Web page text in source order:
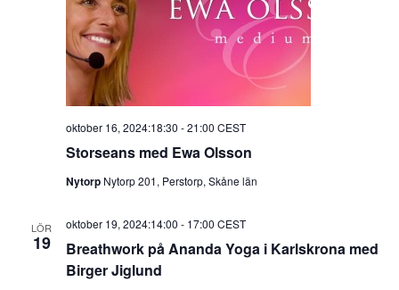
Storseans med Ewa Olsson
oktober 16, 2024:18:30 -21:00 CEST
Nytorp Nytorp 201, Perstorp, Skåne län
LÖR
19
Breathwork på Ananda Yoga i Karlskrona med
Birger Jiglund
oktober 19, 2024:14:00 - 17:00 CEST